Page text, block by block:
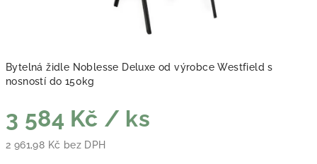
Bytelná židle Noblesse Deluxe od výrobce Westfield s
nosností do 150kg
3 584 Kč / ks
2 961,98 Kč bez DPH